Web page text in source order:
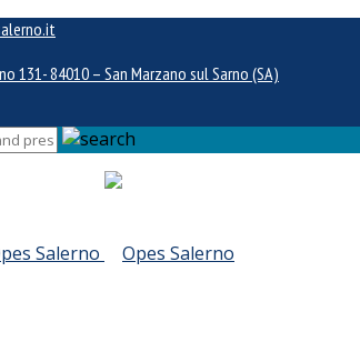
131- 84010 – San Marzano sul Sarno (SA)